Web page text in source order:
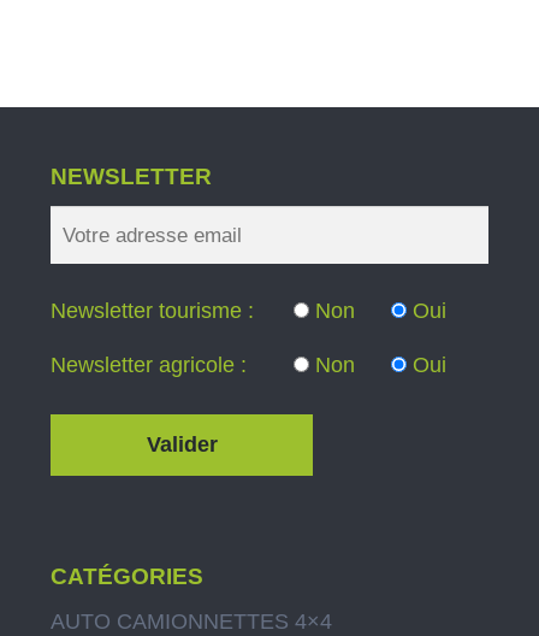
NEWSLETTER
Newsletter tourisme : Non Oui
Newsletter agricole : Non Oui
CATÉGORIES
AUTO CAMIONNETTES 4×4